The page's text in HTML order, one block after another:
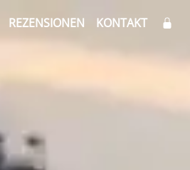
REZENSIONEN KONTAKT